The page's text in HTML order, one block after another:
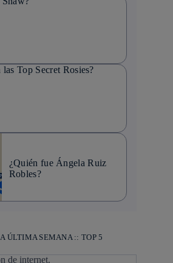
Top Secret Rosies?
¿Quién fue Ángela Ruiz
Robles?
ÚLTIMA SEMANA :: TOP 5